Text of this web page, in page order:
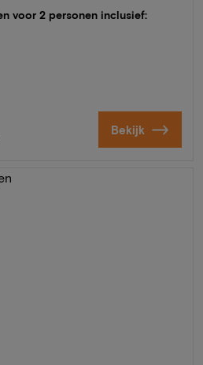
voor 2 personen inclusief:
Bekijk